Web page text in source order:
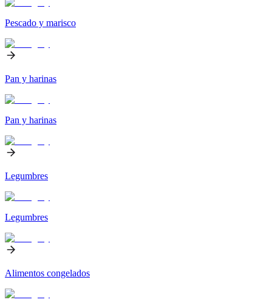
Pescado y marisco
Pan y harinas
Pan y harinas
Legumbres
Legumbres
Alimentos congelados